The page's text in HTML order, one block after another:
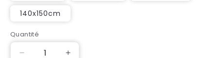
140x150cm
Quantité
Quantité